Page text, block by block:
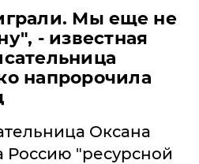
Мы еще не
- известная
напророчила
Оксана
Россию "ресурсной